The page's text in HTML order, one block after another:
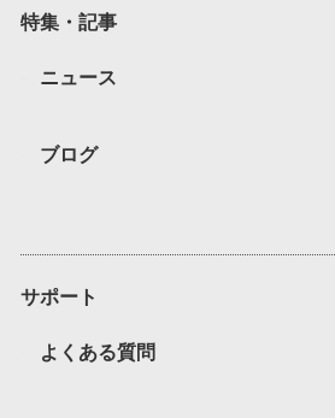
特集・記事
ニュース
ブログ
サポート
よくある質問